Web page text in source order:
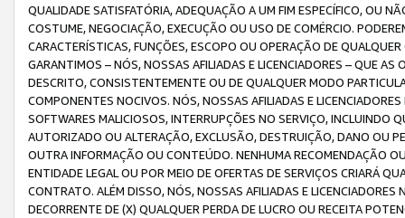
QUALIDADE SATISFATÓRIA, ADEQUAÇÃO A UM FIM ESPECÍFICO, OU
COSTUME, NEGOCIAÇÃO, EXECUÇÃO OU USO DE COMÉRCIO.
CARACTERÍSTICAS, FUNÇÕES, ESCOPO OU OPERAÇÃO DE
GARANTIMOS – NÓS, NOSSAS AFILIADAS E LICENCIADORES – QUE
DESCRITO, CONSISTENTEMENTE OU DE QUALQUER MODO
COMPONENTES NOCIVOS. NÓS, NOSSAS AFILIADAS E
SOFTWARES MALICIOSOS, INTERRUPÇÕES NO SERVIÇO, INCLUINDO
AUTORIZADO OU ALTERAÇÃO, EXCLUSÃO, DESTRUIÇÃO, DANO OU
OUTRA INFORMAÇÃO OU CONTEÚDO. NENHUMA RECOMENDAÇÃO
ENTIDADE LEGAL OU POR MEIO DE OFERTAS DE SERVIÇOS CRIARÁ
CONTRATO. ALÉM DISSO, NÓS, NOSSAS AFILIADAS E
DECORRENTE DE (X) QUALQUER PERDA DE LUCRO OU RECEITA